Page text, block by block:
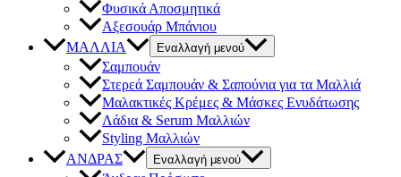
Φυσικά Αποσμητικά
Αξεσουάρ Μπάνιου
ΜΑΛΛΙΑ
Εναλλαγή μενού
Σαμπουάν
Στερεά Σαμπουάν & Σαπούνια για τα Μαλλιά
Μαλακτικές Κρέμες & Μάσκες Ενυδάτωσης
Λάδια & Serum Μαλλιών
Styling Μαλλιών
ΑΝΔΡΑΣ
Εναλλαγή μενού